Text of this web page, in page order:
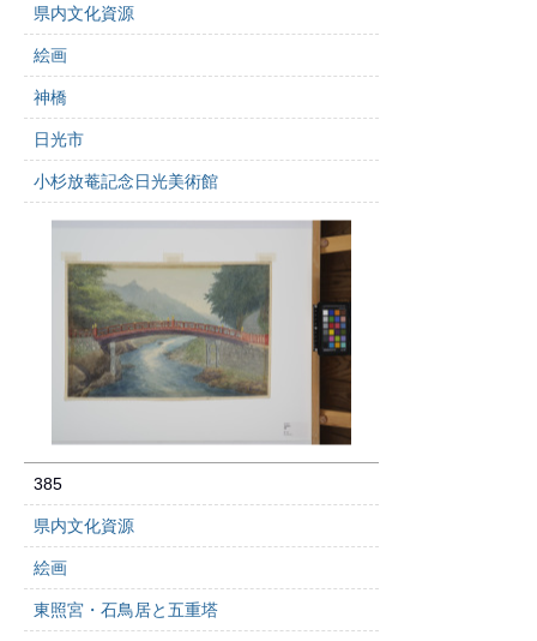
県内文化資源
絵画
神橋
日光市
小杉放菴記念日光美術館
385
県内文化資源
絵画
東照宮・石鳥居と五重塔